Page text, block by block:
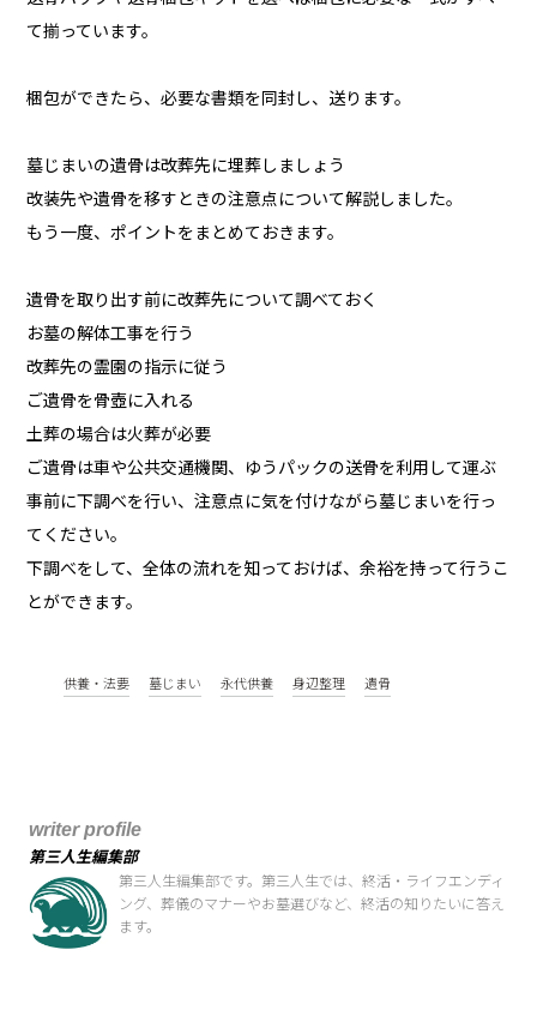
て揃っています。
梱包ができたら、必要な書類を同封し、送ります。
墓じまいの遺骨は改葬先に埋葬しましょう
改装先や遺骨を移すときの注意点について解説しました。
もう一度、ポイントをまとめておきます。
遺骨を取り出す前に改葬先について調べておく
お墓の解体工事を行う
改葬先の霊園の指示に従う
ご遺骨を骨壺に入れる
土葬の場合は火葬が必要
ご遺骨は車や公共交通機関、ゆうパックの送骨を利用して運ぶ
事前に下調べを行い、注意点に気を付けながら墓じまいを行っ
てください。
下調べをして、全体の流れを知っておけば、余裕を持って行うこ
とができます。
供養・法要 墓じまい 永代供養 身辺整理 遺骨
writer profile
第三人生編集部
第三人生編集部です。第三人生では、終活・ライフエンディ
ング、葬儀のマナーやお墓選びなど、終活の知りたいに答え
ます。